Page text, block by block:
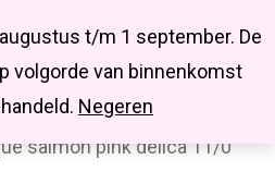
t/m 1 september. De
volgorde van binnenkomst
Negeren
searchaccount
rocailles
Miyuki
salmon pink delica 11/0
Close